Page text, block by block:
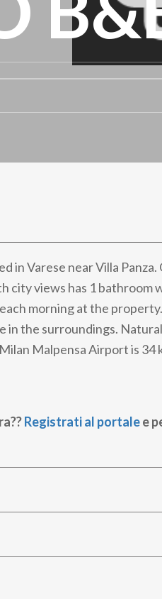
in Varese near Villa Panza.
city views has 1 bathroom
morning at the
in the surroundings.
Malpensa Airport is 34
Registrati al portalee